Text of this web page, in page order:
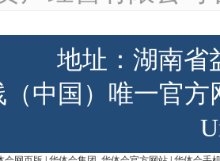
地址：湖南省
中国）唯一官方